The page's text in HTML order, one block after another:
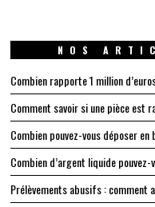
NOS
Combien rapporte 1 million
Comment savoir si une pièce est
Combien pouvez-vous déposer
Combien d’argent liquide
Prélèvements abusifs : comment